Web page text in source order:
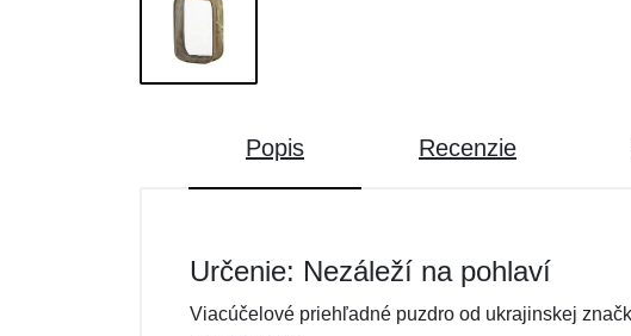
Popis Recenzie
Určenie: Nezáleží na pohlaví
Viacúčelové priehľadné puzdro od ukrajinskej